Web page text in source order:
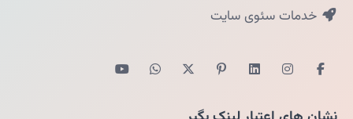
خدمات سئوی سایت